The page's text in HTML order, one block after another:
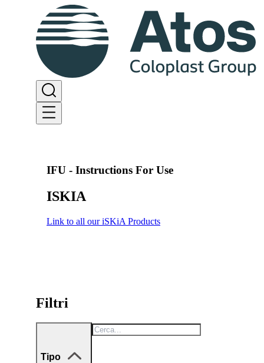
IFU - Instructions For Use
ISKIA
Link to all our iSKiA Products
Filtri
Tipo